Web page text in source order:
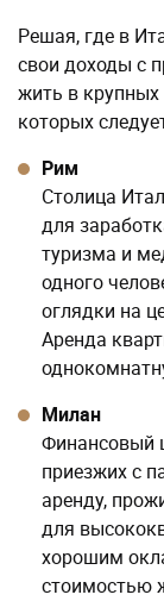
Решая, где в
свои доходы с
жить в крупных
которых
Рим
Столица
для
туризма и
одного
оглядки на
Аренда
Милан
Финансовый
приезжих с
аренду,
для
хорошим
стоимостью